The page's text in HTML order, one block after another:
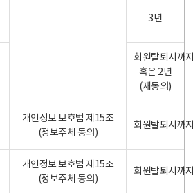
3년
회원탈퇴시까
혹은 2년
(재동의)
개인정보 보호법 제15조
(정보주체 동의)
회원탈퇴시까
개인정보 보호법 제15조
(정보주체 동의)
회원탈퇴시까